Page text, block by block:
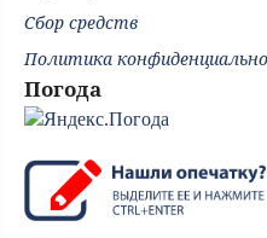
Сбор средств
Политика
Погода